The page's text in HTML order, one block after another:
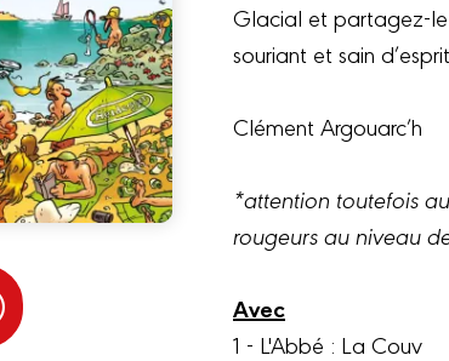
Glacial et partagez-
souriant et sain
Clément Argouarc’h
*attention toutefois
rougeurs au niveau
Avec
1 - L'Abbé : La Couv